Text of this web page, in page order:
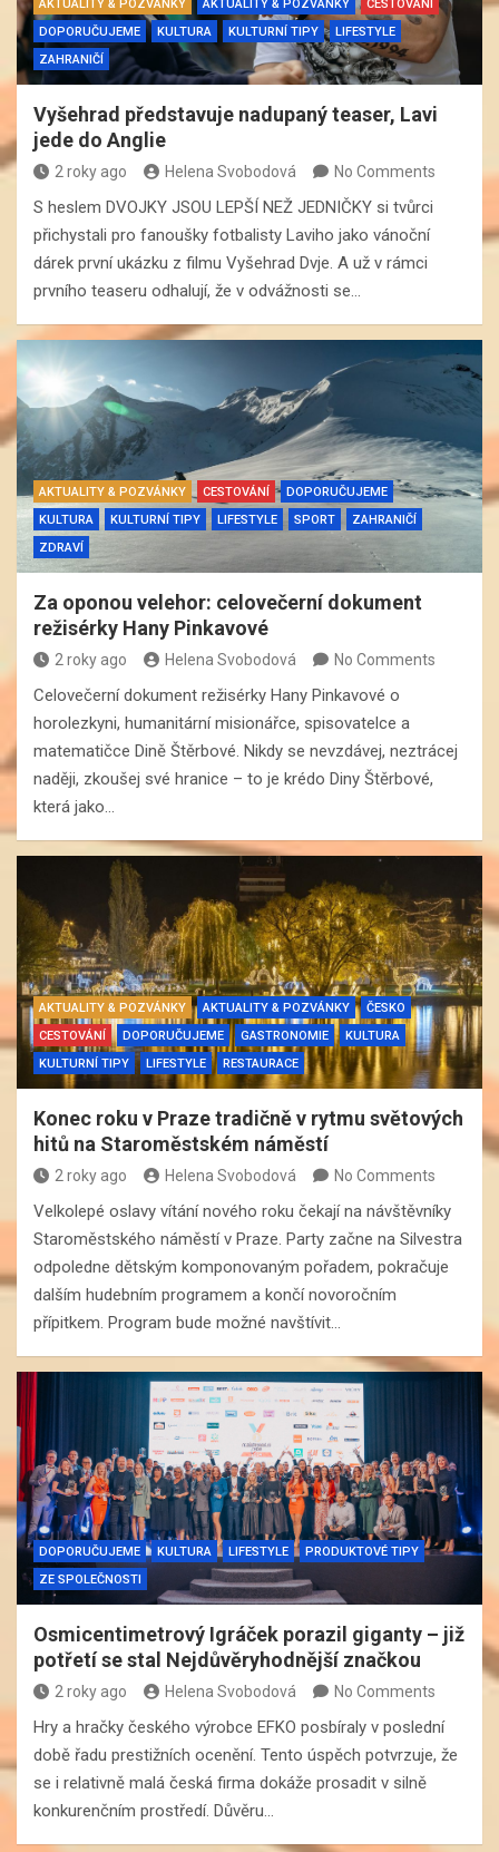
AKTUALITY & POZVÁNKY AKTUALITY & POZVÁNKY
CESTOVÁNÍ
DOPORUČUJEME
KULTURA KULTURNÍ TIPY
LIFESTYLE
ZAHRANIČÍ
Vyšehrad představuje nadupaný teaser, Lavi
jede do Anglie
2 roky ago Helena Svobodová No Comments
S heslem DVOJKY JSOU LEPŠÍ NEŽ JEDNIČKY si tvůrci
přichystali pro fanoušky fotbalisty Laviho jako vánoční
dárek první ukázku z filmu Vyšehrad Dvje. A už v rámci
prvního teaseru odhalují, že v odvážnosti se…
AKTUALITY & POZVÁNKY CESTOVÁNÍ
DOPORUČUJEME
KULTURA
KULTURNÍ TIPY LIFESTYLE SPORT
ZAHRANIČÍ
ZDRAVÍ
Za oponou velehor: celovečerní dokument
režisérky Hany Pinkavové
2 roky ago Helena Svobodová No Comments
Celovečerní dokument režisérky Hany Pinkavové o
horolezkyni, humanitární misionářce, spisovatelce a
matematičce Dině Štěrbové. Nikdy se nevzdávej, neztrácej
naději, zkoušej své hranice – to je krédo Diny Štěrbové,
která jako…
AKTUALITY & POZVÁNKY AKTUALITY & POZVÁNKY
ČESKO
CESTOVÁNÍ
DOPORUČUJEME GASTRONOMIE
KULTURA
KULTURNÍ TIPY
LIFESTYLE RESTAURACE
Konec roku v Praze tradičně v rytmu světových
hitů na Staroměstském náměstí
2 roky ago Helena Svobodová No Comments
Velkolepé oslavy vítání nového roku čekají na návštěvníky
Staroměstského náměstí v Praze. Party začne na Silvestra
odpoledne dětským komponovaným pořadem, pokračuje
dalším hudebním programem a končí novoročním
přípitkem. Program bude možné navštívit…
DOPORUČUJEME KULTURA LIFESTYLE
PRODUKTOVÉ TIPY
ZE SPOLEČNOSTI
Osmicentimetrový Igráček porazil giganty – již
potřetí se stal Nejdůvěryhodnější značkou
2 roky ago Helena Svobodová No Comments
Hry a hračky českého výrobce EFKO posbíraly v poslední
době řadu prestižních ocenění. Tento úspěch potvrzuje, že
se i relativně malá česká firma dokáže prosadit v silně
konkurenčním prostředí. Důvěru…